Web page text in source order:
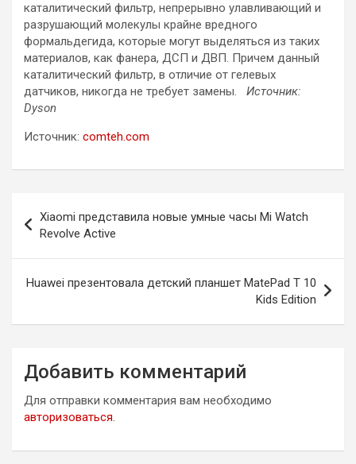
каталитический фильтр, непрерывно улавливающий и
разрушающий молекулы крайне вредного
формальдегида, которые могут выделяться из таких
материалов, как фанера, ДСП и ДВП. Причем данный
каталитический фильтр, в отличие от гелевых
датчиков, никогда не требует замены. Источник:
Dyson
Источник: comteh.com
по
записям
Xiaomi представила новые умные часы Mi Watch
Revolve Active
Huawei презентовала детский планшет MatePad T 10
Kids Edition
Добавить комментарий
Для отправки комментария вам необходимо
авторизоваться.